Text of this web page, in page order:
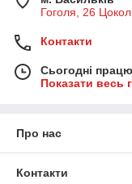
Гоголя, 26
Контакти
Сьогодні
Показати весь
Про нас
Контакти